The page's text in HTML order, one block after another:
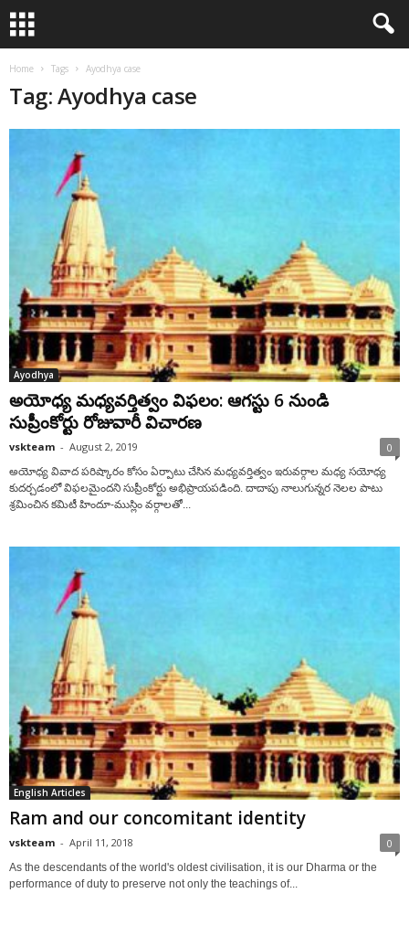
Home Tags Ayodhya case
Tag: Ayodhya case
Ayodhya
అయోధ్య మధ్యవర్తిత్వం విఫలం: ఆగస్టు 6 నుండి
సుప్రీంకోర్టు రోజువారీ విచారణ
vskteam - August 2, 2019 0
అయోధ్య వివాద పరిష్కారం కోసం ఏర్పాటు చేసిన మధ్యవర్తిత్వం ఇరువర్గాల మధ్య సయోధ్య
కుదర్చడంలో విఫలమైందని సుప్రీంకోర్టు అభిప్రాయపడింది. దాదాపు నాలుగున్నర నెలల పాటు
శ్రమించిన కమిటీ హిందూ-ముస్లిం వర్గాలతో...
English Articles
Ram and our concomitant identity
vskteam - April 11, 2018 0
As the descendants of the world's oldest civilisation, it is our Dharma or the
performance of duty to preserve not only the teachings of...